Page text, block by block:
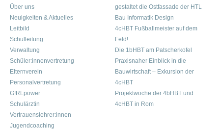
Über uns
Neuigkeiten & Aktuelles
Leitbild
Schulleitung
Verwaltung
Schüler:innenvertretung
Elternverein
Personalvertretung
G!RLpower
Schulärztin
Vertrauenslehrer:innen
Jugendcoaching
gestaltet die Ostfassade der HTL
Bau Informatik Design
4cHBT Fußballmeister auf dem
Feld!
Die 1bHBT am Patscherkofel
Praxisnaher Einblick in die
Bauwirtschaft – Exkursion der
4cHBT
Projektwoche der 4bHBT und
4cHBT in Rom